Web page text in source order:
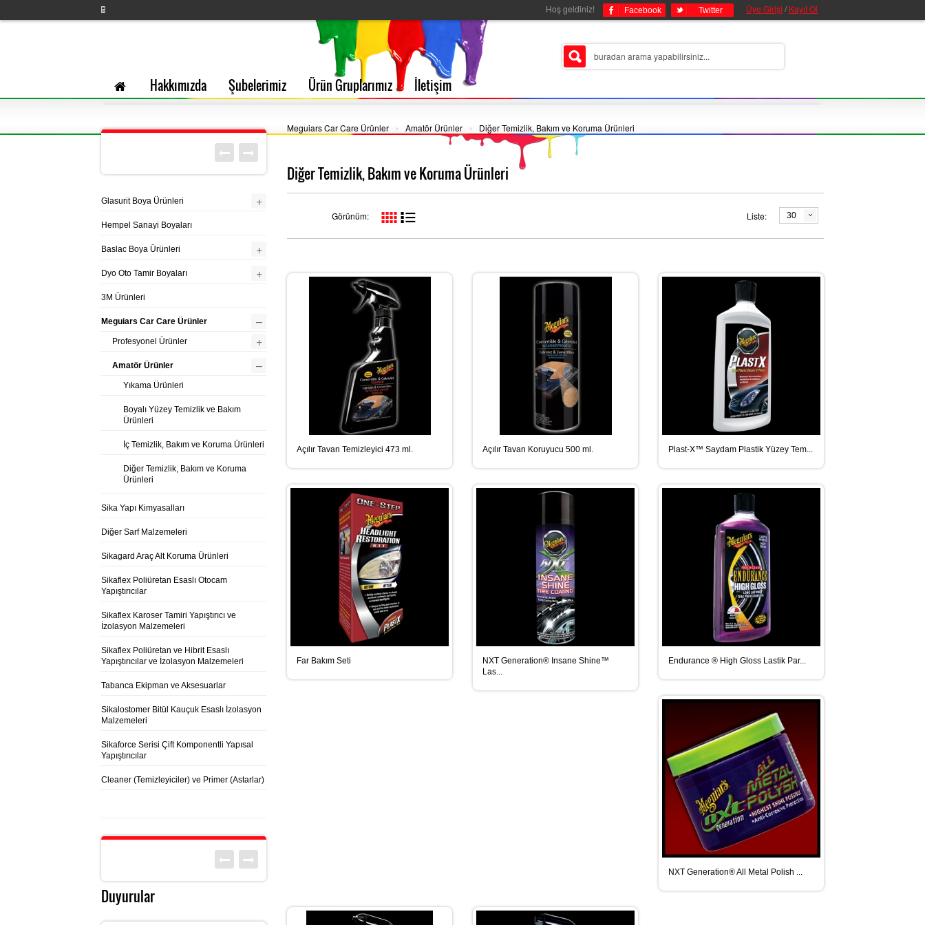
Hoş geldiniz! Facebook Twitter Üye Girişi / Kayıt Ol
Hakkımızda Şubelerimiz Ürün Gruplarımız İletişim
Meguiars Car Care Ürünler › Amatör Ürünler › Diğer Temizlik, Bakım ve Koruma Ürünleri
Diğer Temizlik, Bakım ve Koruma Ürünleri
Görünüm: Liste: 30
Açılır Tavan Temizleyici 473 ml. Açılır Tavan Koruyucu 500 ml. Plast-X™ Saydam Plastik Yüzey Tem...
Far Bakım Seti
NXT Generation® Insane Shine™
Las...
Endurance ® High Gloss Lastik Par...
NXT Generation® All Metal Polish ...
Glasurit Boya Ürünleri +
Hempel Sanayi Boyaları
Baslac Boya Ürünleri +
Dyo Oto Tamir Boyaları +
3M Ürünleri
Meguiars Car Care Ürünler –
Profesyonel Ürünler +
Amatör Ürünler –
Yıkama Ürünleri
Boyalı Yüzey Temizlik ve Bakım
Ürünleri
İç Temizlik, Bakım ve Koruma Ürünleri
Diğer Temizlik, Bakım ve Koruma
Ürünleri
Sika Yapı Kimyasalları
Diğer Sarf Malzemeleri
Sikagard Araç Alt Koruma Ürünleri
Sikaflex Poliüretan Esaslı Otocam
Yapıştırıcılar
Sikaflex Karoser Tamiri Yapıştırıcı ve
İzolasyon Malzemeleri
Sikaflex Poliüretan ve Hibrit Esaslı
Yapıştırıcılar ve İzolasyon Malzemeleri
Tabanca Ekipman ve Aksesuarlar
Sikalostomer Bitül Kauçuk Esaslı İzolasyon
Malzemeleri
Sikaforce Serisi Çift Komponentli Yapısal
Yapıştırıcılar
Cleaner (Temizleyiciler) ve Primer (Astarlar)
Duyurular